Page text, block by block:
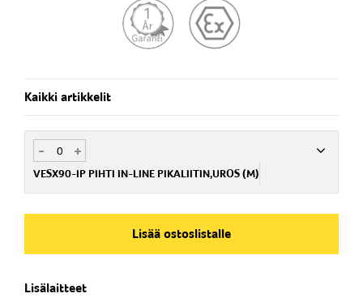
Kaikki artikkelit
+
-
VESX90-IP PIHTI IN-LINE PIKALIITIN,UROS (M)
Nim. Nro
Lisää ostoslistalle
Lisälaitteet